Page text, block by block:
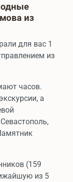
из
для вас 1
из
часов.
а
(159
из 5